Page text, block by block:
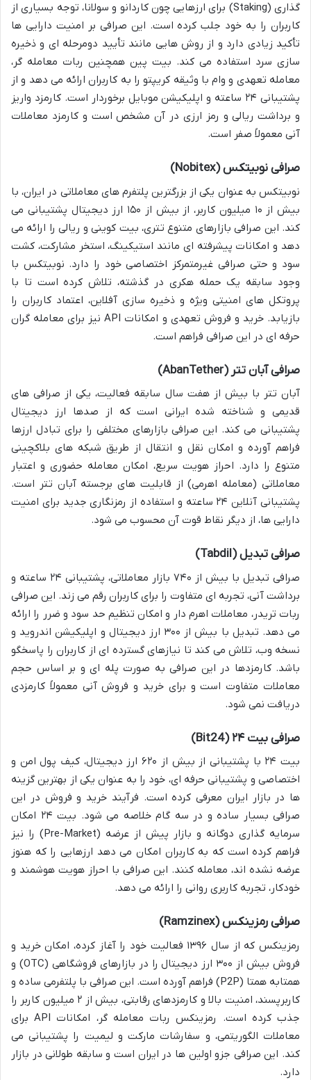
گذاری (Staking) برای ارزهایی چون کاردانو و سولانا، توجه بسیاری از
کاربران را به خود جلب کرده است. این صرافی بر امنیت دارایی ها
تأکید زیادی دارد و از روش هایی مانند تأیید دومرحله ای و ذخیره
سازی سرد استفاده می کند. بیت پین همچنین ربات معامله گر،
معامله تعهدی و وام با وثیقه کریپتو را به کاربران ارائه می دهد و از
پشتیبانی ۲۴ ساعته و اپلیکیشن موبایل برخوردار است. کارمزد واریز
و برداشت ریالی و رمز ارزی در آن مشخص است و کارمزد معاملات
آنی معمولاً صفر است.
صرافی نوبیتکس (Nobitex)
نوبیتکس به عنوان یکی از بزرگترین پلتفرم های معاملاتی در ایران، با
بیش از ۱۰ میلیون کاربر، از بیش از ۱۵۰ ارز دیجیتال پشتیبانی می
کند. این صرافی بازارهای متنوع تتری، بیت کوینی و ریالی را ارائه می
دهد و امکانات پیشرفته ای مانند استیکینگ، استخر مشارکت، کشت
سود و حتی صرافی غیرمتمرکز اختصاصی خود را دارد. نوبیتکس با
وجود سابقه یک حمله هکری در گذشته، تلاش کرده است تا با
پروتکل های امنیتی ویژه و ذخیره سازی آفلاین، اعتماد کاربران را
بازیابد. خرید و فروش تعهدی و امکانات API نیز برای معامله گران
حرفه ای در این صرافی فراهم است.
صرافی آبان تتر (AbanTether)
آبان تتر با بیش از هفت سال سابقه فعالیت، یکی از صرافی های
قدیمی و شناخته شده ایرانی است که از صدها ارز دیجیتال
پشتیبانی می کند. این صرافی بازارهای مختلفی را برای تبادل ارزها
فراهم آورده و امکان نقل و انتقال از طریق شبکه های بلاکچینی
متنوع را دارد. احراز هویت سریع، امکان معامله حضوری و اعتبار
معاملاتی (معامله اهرمی) از قابلیت های برجسته آبان تتر است.
پشتیبانی آنلاین ۲۴ ساعته و استفاده از رمزنگاری جدید برای امنیت
دارایی ها، از دیگر نقاط قوت آن محسوب می شود.
صرافی تبدیل (Tabdil)
صرافی تبدیل با بیش از ۷۴۰ بازار معاملاتی، پشتیبانی ۲۴ ساعته و
برداشت آنی، تجربه ای متفاوت را برای کاربران رقم می زند. این صرافی
ربات تریدر، معاملات اهرم دار و امکان تنظیم حد سود و ضرر را ارائه
می دهد. تبدیل با بیش از ۳۰۰ ارز دیجیتال و اپلیکیشن اندروید و
نسخه وب، تلاش می کند تا نیازهای گسترده ای از کاربران را پاسخگو
باشد. کارمزدها در این صرافی به صورت پله ای و بر اساس حجم
معاملات متفاوت است و برای خرید و فروش آنی معمولاً کارمزدی
دریافت نمی شود.
صرافی بیت ۲۴ (Bit24)
بیت ۲۴ با پشتیبانی از بیش از ۶۲۰ ارز دیجیتال، کیف پول امن و
اختصاصی و پشتیبانی حرفه ای، خود را به عنوان یکی از بهترین گزینه
ها در بازار ایران معرفی کرده است. فرآیند خرید و فروش در این
صرافی بسیار ساده و در سه گام خلاصه می شود. بیت ۲۴ امکان
سرمایه گذاری دوگانه و بازار پیش از عرضه (Pre-Market) را نیز
فراهم کرده است که به کاربران امکان می دهد ارزهایی را که هنوز
عرضه نشده اند، معامله کنند. این صرافی با احراز هویت هوشمند و
خودکار، تجربه کاربری روانی را ارائه می دهد.
صرافی رمزینکس (Ramzinex)
رمزینکس که از سال ۱۳۹۶ فعالیت خود را آغاز کرده، امکان خرید و
فروش بیش از ۳۰۰ ارز دیجیتال را در بازارهای فروشگاهی (OTC) و
همتابه همتا (P2P) فراهم آورده است. این صرافی با پلتفرمی ساده و
کاربرپسند، امنیت بالا و کارمزدهای رقابتی، بیش از ۲ میلیون کاربر را
جذب کرده است. رمزینکس ربات معامله گر، امکانات API برای
معاملات الگوریتمی، و سفارشات مارکت و لیمیت را پشتیبانی می
کند. این صرافی جزو اولین ها در ایران است و سابقه طولانی در بازار
دارد.